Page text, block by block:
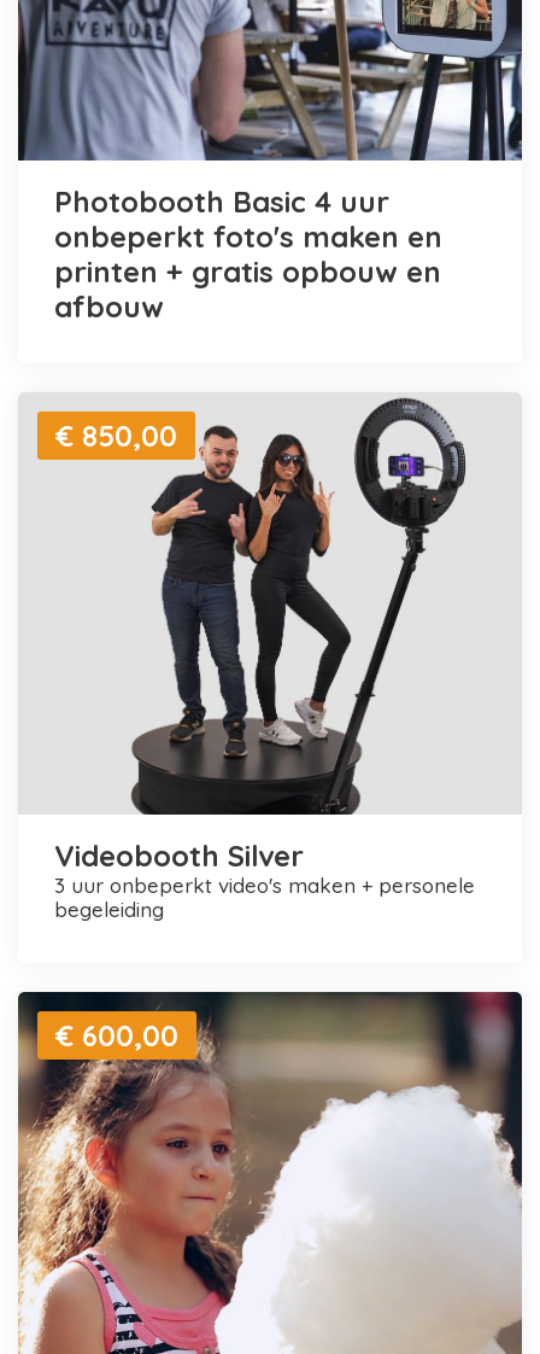
Photobooth Basic 4 uur
onbeperkt foto's maken en
printen + gratis opbouw en
afbouw
€ 850,00
Videobooth Silver
3 uur onbeperkt video's maken + personele
begeleiding
€ 600,00